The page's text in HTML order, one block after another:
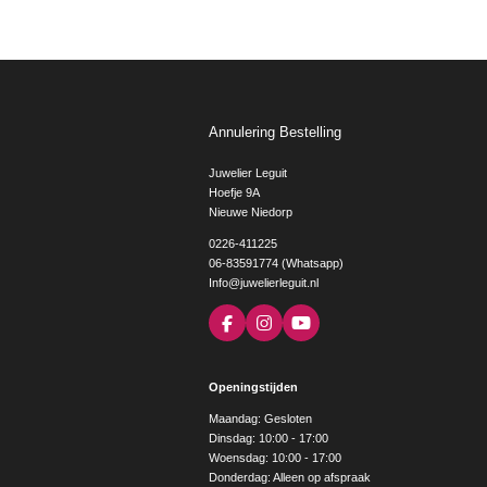
Annulering Bestelling
Juwelier Leguit
Hoefje 9A
Nieuwe Niedorp
0226-411225
06-83591774 (Whatsapp)
Info@juwelierleguit.nl
F
a
b
o
k
I
n
a
g
r
a
m
Y
o
e
Openingstijden
Maandag: Gesloten
Dinsdag: 10:00 - 17:00
Woensdag: 10:00 - 17:00
Donderdag: Alleen op afspraak